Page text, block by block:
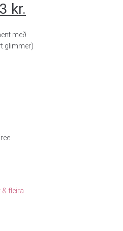
kr.
með
glimmer)
& fleira